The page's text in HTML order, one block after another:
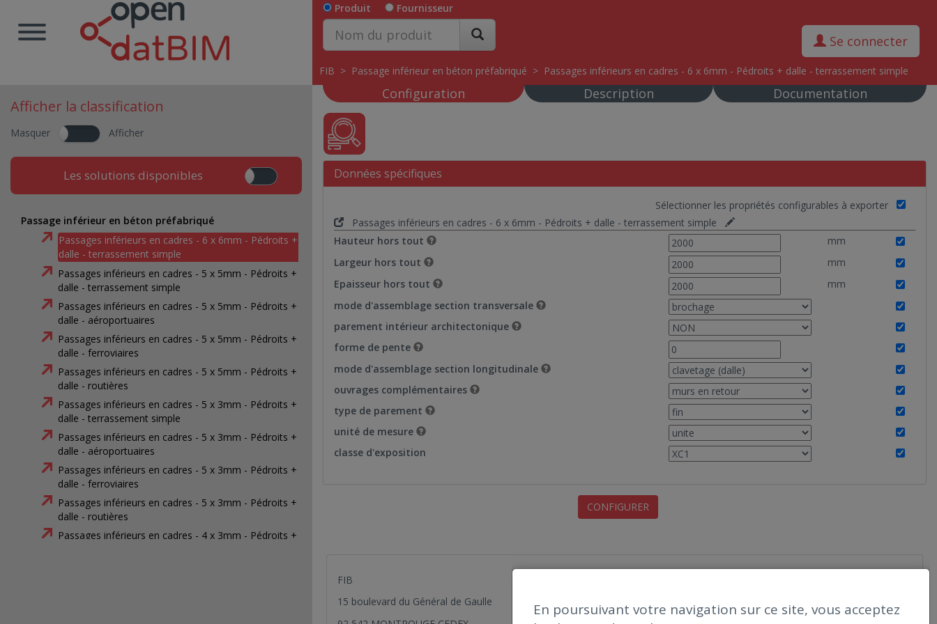
Produit Fournisseur
Se connecter
FIB > Passage inférieur en béton préfabriqué > Passages inférieurs en cadres - 6 x 6mm - Pédroits + dalle - terrassement simple
Afficher la classification
Masquer Afficher
Les solutions disponibles
Passage inférieur en béton préfabriqué
Passages inférieurs en cadres - 6 x 6mm - Pédroits +
dalle - terrassement simple
Passages inférieurs en cadres - 5 x 5mm - Pédroits +
dalle - terrassement simple
Passages inférieurs en cadres - 5 x 5mm - Pédroits +
dalle - aéroportuaires
Passages inférieurs en cadres - 5 x 5mm - Pédroits +
dalle - ferroviaires
Passages inférieurs en cadres - 5 x 5mm - Pédroits +
dalle - routières
Passages inférieurs en cadres - 5 x 3mm - Pédroits +
dalle - terrassement simple
Passages inférieurs en cadres - 5 x 3mm - Pédroits +
dalle - aéroportuaires
Passages inférieurs en cadres - 5 x 3mm - Pédroits +
dalle - ferroviaires
Passages inférieurs en cadres - 5 x 3mm - Pédroits +
dalle - routières
Passages inférieurs en cadres - 4 x 3mm - Pédroits +
Configuration Description Documentation
Données spécifiques
Sélectionner les propriétés configurables à exporter
Passages inférieurs en cadres - 6 x 6mm - Pédroits + dalle - terrassement simple
Hauteur hors tout
mm
Largeur hors tout
mm
Epaisseur hors tout
mm
mode d'assemblage section transversale
parement intérieur architectonique
forme de pente
mode d'assemblage section longitudinale
ouvrages complémentaires
type de parement
unité de mesure
classe d'exposition
CONFIGURER
FIB
15 boulevard du Général de Gaulle
En poursuivant votre navigation sur ce site, vous acceptez